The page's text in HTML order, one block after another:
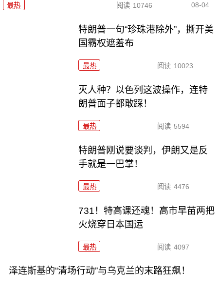
最热 阅读 10746 08-04
特朗普一句“珍珠港除外”，撕开美
国霸权遮羞布
最热 阅读 10023
灭人种？以色列这波操作，连特
朗普面子都敢踩！
最热 阅读 5594
特朗普刚说要谈判，伊朗又是反
手就是一巴掌！
最热 阅读 4476
731！特高课还魂！高市早苗两把
火烧穿日本国运
最热 阅读 4097
泽连斯基的“清场行动”与乌克兰的末路狂飙！